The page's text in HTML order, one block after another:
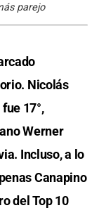
parejo
Nicolás
17°,
Werner
Incluso, a lo
Canapino
del Top 10